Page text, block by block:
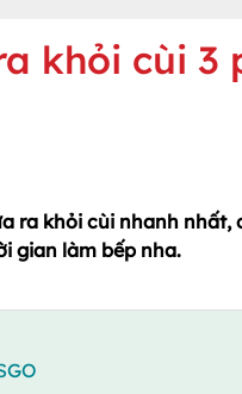
khỏi cùi 3
ra khỏi cùi nhanh
gian làm bếp nha.